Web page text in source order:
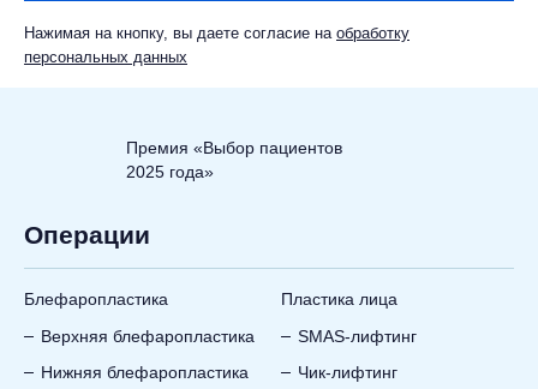
Нажимая на кнопку, вы даете согласие на обработку
персональных данных
Премия «Выбор пациентов
2025 года»
Операции
Блефаропластика
Верхняя блефаропластика
Нижняя блефаропластика
Пластика лица
SMAS-лифтинг
Чик-лифтинг